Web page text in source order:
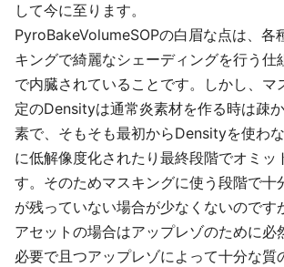
して今に至ります。
PyroBakeVolumeSOPの白眉な点は、各
キングで綺麗なシェーディングを行う仕
で内臓されていることです。しかし、マ
定のDensityは通常炎素材を作る時は疎
素で、そもそも最初からDensityを使わ
に低解像度化されたり最終段階でオミッ
す。そのためマスキングに使う段階で
が残っていない場合が少なくないのです
アセットの場合はアップレゾのために
必要で且つアップレゾによって十分な